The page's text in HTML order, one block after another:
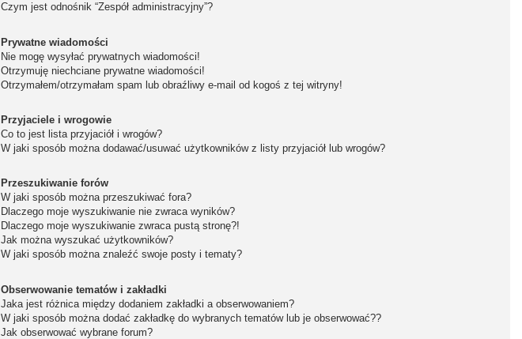
Czym jest odnośnik “Zespół administracyjny”?
Prywatne wiadomości
Nie mogę wysyłać prywatnych wiadomości!
Otrzymuję niechciane prywatne wiadomości!
Otrzymałem/otrzymałam spam lub obraźliwy e-mail od kogoś z tej witryny!
Przyjaciele i wrogowie
Co to jest lista przyjaciół i wrogów?
W jaki sposób można dodawać/usuwać użytkowników z listy przyjaciół lub wrogów?
Przeszukiwanie forów
W jaki sposób można przeszukiwać fora?
Dlaczego moje wyszukiwanie nie zwraca wyników?
Dlaczego moje wyszukiwanie zwraca pustą stronę?!
Jak można wyszukać użytkowników?
W jaki sposób można znaleźć swoje posty i tematy?
Obserwowanie tematów i zakładki
Jaka jest różnica między dodaniem zakładki a obserwowaniem?
W jaki sposób można dodać zakładkę do wybranych tematów lub je obserwować??
Jak obserwować wybrane forum?